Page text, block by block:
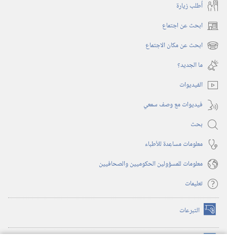
أُطلب زيارة
ابحث عن اجتماع (يفتح
نافذة ابحث عن مكان الاجتماع (يفتح
نافذة
جديدة)
ما الجديد؟‏
الفيديوات
فيديوات مع وصف سمعي
بحث
معلومات مساعِدة للأطباء
معلومات للمسؤولين الحكوميين والصحافيين
تعليمات
التبرعات (يفتح
نافذة